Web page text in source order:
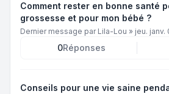
Comment rester en bonne santé
grossesse et pour mon bébé ?
Dernier message par Lila-Lou » jeu. janv.
0Réponses
Conseils pour une vie saine